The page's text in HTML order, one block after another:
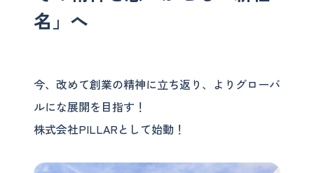
名」へ
今、改めて創業の精神に立ち返り、よりグローバ
ルにな展開を目指す！
株式会社PILLARとして始動！